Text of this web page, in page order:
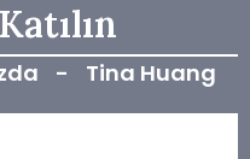
- Tina Huang